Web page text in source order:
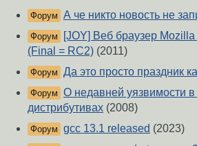
Форум А че никто новость не
Форум
[JOY] Веб браузер
(Final = RC2) (2011)
Форум Да это просто праздник
Форум О недавней уязвимости
дистрибутивах (2008)
Форум gcc 13.1 released (2023)